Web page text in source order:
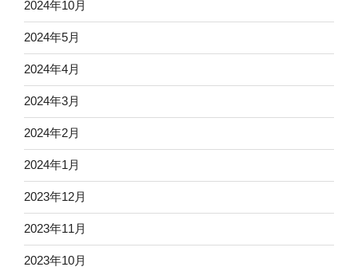
2024年10月
2024年5月
2024年4月
2024年3月
2024年2月
2024年1月
2023年12月
2023年11月
2023年10月